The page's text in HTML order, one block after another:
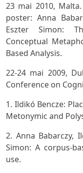
23 mai 2010,
poster: Anna
Eszter Simon:
Conceptual
Based Analysis.
22-24 mai 2009,
Conference on
1. Ildikó Bencze:
Metonymic and
2. Anna Babarczy,
Simon: A corpus-
use.